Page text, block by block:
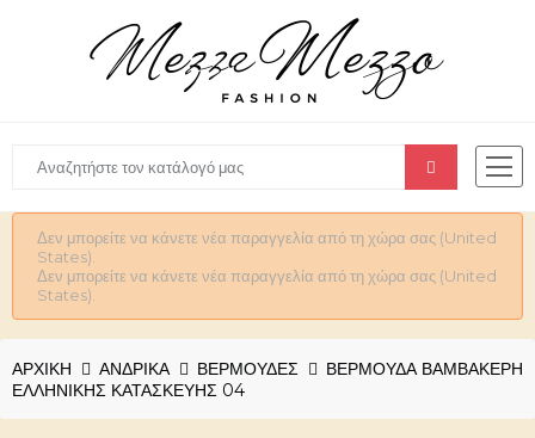
Δεν μπορείτε να κάνετε νέα παραγγελία από τη χώρα σας (United
States).
Δεν μπορείτε να κάνετε νέα παραγγελία από τη χώρα σας (United
States).
ΑΡΧΙΚΉ ΑΝΔΡΙΚΆ ΒΕΡΜΟΥΔΕΣ
ΒΕΡΜΟΎΔΑ ΒΑΜΒΑΚΕΡΉ
ΕΛΛΗΝΙΚΉΣ ΚΑΤΑΣΚΕΥΉΣ 04